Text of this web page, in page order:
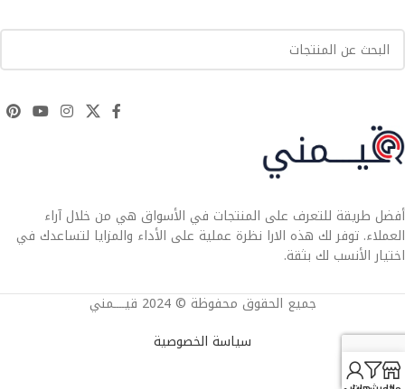
أفضل طريقة للتعرف على المنتجات في الأسواق هي من خلال آراء
العملاء. توفر لك هذه الارا نظرة عملية على الأداء والمزايا لتساعدك في
اختيار الأنسب لك بثقة.
جميع الحقوق محفوظة © 2024 قيــــمني
سياسة الخصوصية